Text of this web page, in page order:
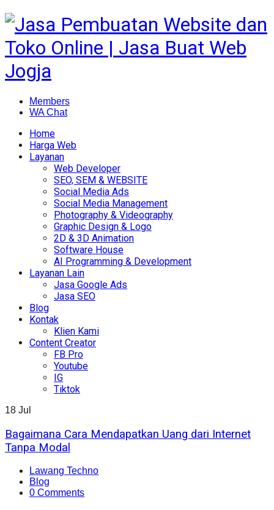
Members
WA Chat
Home
Harga Web
Layanan
Web Developer
SEO, SEM & WEBSITE
Social Media Ads
Social Media Management
Photography & Videography
Graphic Design & Logo
2D & 3D Animation
Software House
AI Programming & Development
Layanan Lain
Jasa Google Ads
Jasa SEO
Blog
Kontak
Klien Kami
Content Creator
FB Pro
Youtube
IG
Tiktok
18 Jul
Bagaimana Cara Mendapatkan Uang dari Internet
Tanpa Modal
Lawang Techno
Blog
0 Comments